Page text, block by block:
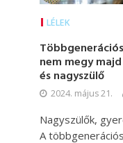
LÉLEK
nem megy
és nagyszülő
2024. május 21.
Nagyszülők,
A